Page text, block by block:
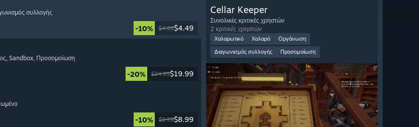
συλλογής
-10% $4.99$4.49
, Sandbox, Προσομοίωση
-20% $24.99$19.99
-10% $9.99$8.99
Cellar Keeper
Συνολικές κριτικές χρηστών
2 κριτικές χρηστών
Χαλαρωτικό Χαλαρό
Οργάνωση
Διαγωνισμός συλλογής
Προσομοίωση